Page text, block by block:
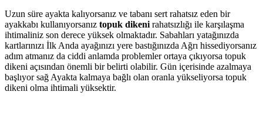
Uzun süre ayakta kalıyorsanız ve tabanı sert rahatsız eden bir
ayakkabı kullanıyorsanız topuk dikeni rahatsızlığı ile karşılaşma
ihtimaliniz son derece yüksek olmaktadır. Sabahları yatağınızda
kartlarınızı İlk Anda ayağınızı yere bastığınızda Ağrı hissediyorsanız
adım atmanız da ciddi anlamda problemler ortaya çıkıyorsa topuk
dikeni açısından önemli bir belirti olabilir. Gün içerisinde azalmaya
başlıyor sağ Ayakta kalmaya bağlı olan oranla yükseliyorsa topuk
dikeni olma ihtimali yüksektir.